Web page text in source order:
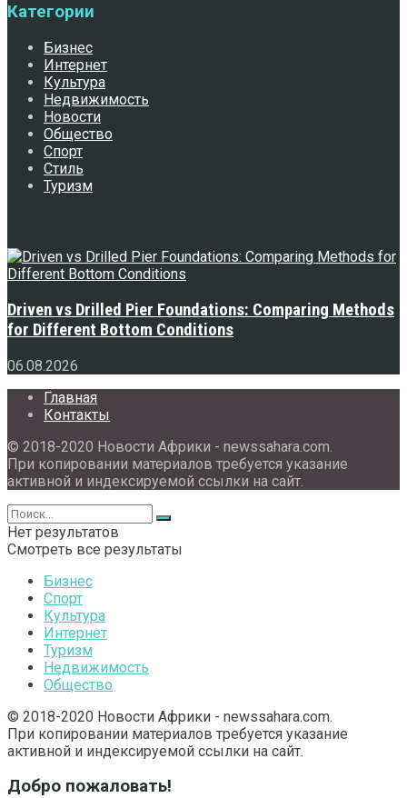
Категории
Бизнес
Интернет
Культура
Недвижимость
Новости
Общество
Спорт
Стиль
Туризм
Driven vs Drilled Pier Foundations: Comparing Methods
for Different Bottom Conditions
06.08.2026
Главная
Контакты
© 2018-2020 Новости Африки - newssahara.com.
При копировании материалов требуется указание
активной и индексируемой ссылки на сайт.
Нет результатов
Смотреть все результаты
Бизнес
Спорт
Культура
Интернет
Туризм
Недвижимость
Общество
© 2018-2020 Новости Африки - newssahara.com.
При копировании материалов требуется указание
активной и индексируемой ссылки на сайт.
Добро пожаловать!